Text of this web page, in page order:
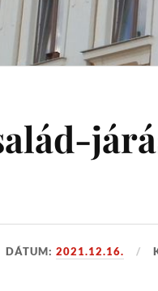
DÁTUM:2021.12.16.